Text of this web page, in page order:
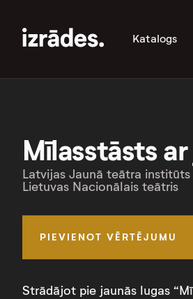
Katalogs
Mīlasstāsts
Latvijas Jaunā teātra institūts
Lietuvas Nacionālais teātris
PIEVIENOT VĒRTĒJUMU
Strādājot pie jaunās lugas